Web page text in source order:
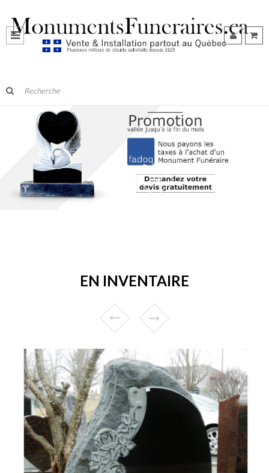
EN INVENTAIRE